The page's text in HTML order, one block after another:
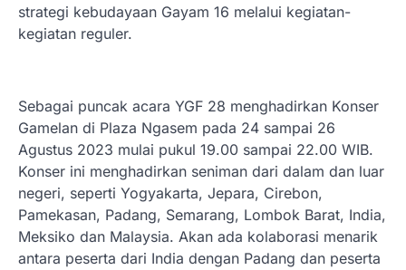
strategi kebudayaan Gayam 16 melalui kegiatan-
kegiatan reguler.
Sebagai puncak acara YGF 28 menghadirkan Konser
Gamelan di Plaza Ngasem pada 24 sampai 26
Agustus 2023 mulai pukul 19.00 sampai 22.00 WIB.
Konser ini menghadirkan seniman dari dalam dan luar
negeri, seperti Yogyakarta, Jepara, Cirebon,
Pamekasan, Padang, Semarang, Lombok Barat, India,
Meksiko dan Malaysia. Akan ada kolaborasi menarik
antara peserta dari India dengan Padang dan peserta